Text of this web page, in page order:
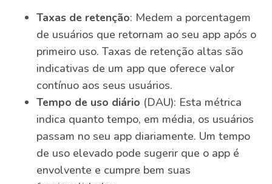
Taxas de retenção: Medem a porcentagem
de usuários que retornam ao seu app após o
primeiro uso. Taxas de retenção altas são
indicativas de um app que oferece valor
contínuo aos seus usuários.
Tempo de uso diário (DAU): Esta métrica
indica quanto tempo, em média, os usuários
passam no seu app diariamente. Um tempo
de uso elevado pode sugerir que o app é
envolvente e cumpre bem suas